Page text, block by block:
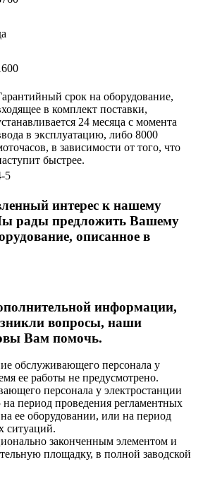
срок на оборудование,
в комплект поставки,
24 месяца с момента
в эксплуатацию, либо 8000
в зависимости от того, что
быстрее.
5
интерес к нашему
рады предложить Вашему
описанное в
информации,
вопросы, наши
Вам помочь.
обслуживающего персонала у
ее работы не предусмотрено.
персонала у электростанции
на период проведения регламентных
ее оборудовании, или на период
ситуаций.
законченным элементом и
площадку, в полной заводской